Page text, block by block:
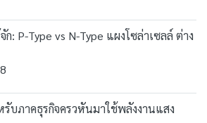
ก: P-Type vs N-Type แผงโซล่าเซลล์ ต่าง
รับภาคธุรกิจครวหันมาใช้พลังงานแสง